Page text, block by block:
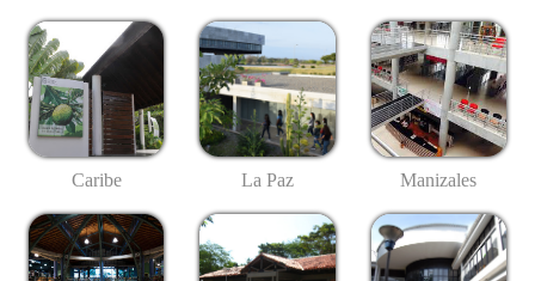
Caribe La Paz Manizales